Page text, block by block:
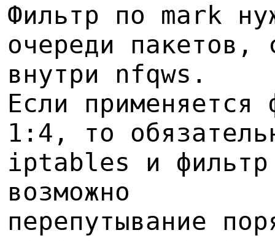
Фильтр по mark
очереди пакетов,
внутри nfqws.
Если
1:4, то
iptables и
возможно
перепутывание